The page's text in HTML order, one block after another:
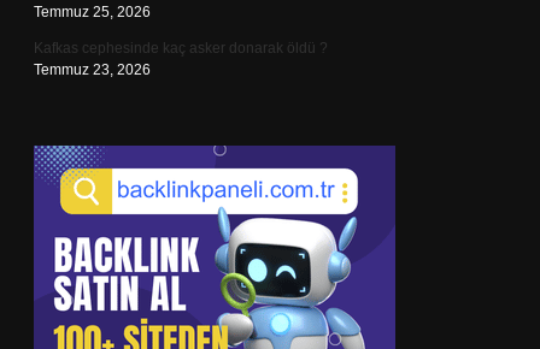
Temmuz 25, 2026
Kafkas cephesinde kaç asker donarak öldü ?
Temmuz 23, 2026